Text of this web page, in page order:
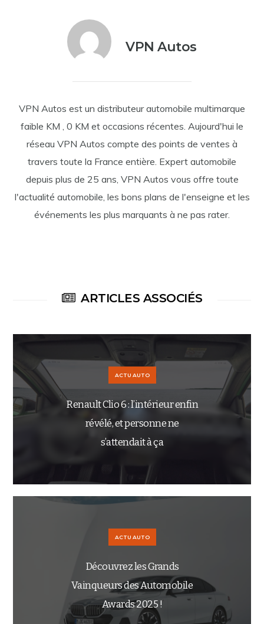
VPN Autos
VPN Autos est un distributeur automobile multimarque
faible KM , 0 KM et occasions récentes. Aujourd'hui le
réseau VPN Autos compte des points de ventes à
travers toute la France entière. Expert automobile
depuis plus de 25 ans, VPN Autos vous offre toute
l'actualité automobile, les bons plans de l'enseigne et les
événements les plus marquants à ne pas rater.
ARTICLES ASSOCIÉS
ACTU AUTO
Renault Clio 6 : l’intérieur enfin
révélé, et personne ne
s’attendait à ça
ACTU AUTO
Découvrez les Grands
Vainqueurs des Automobile
Awards 2025 !